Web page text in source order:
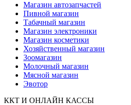
Магазин автозапчастей
Пивной магазин
Табачный магазин
Магазин электроники
Магазин косметики
Хозяйственный магазин
Зоомагазин
Молочный магазин
Мясной магазин
Эвотор
ККТ И ОНЛАЙН КАССЫ